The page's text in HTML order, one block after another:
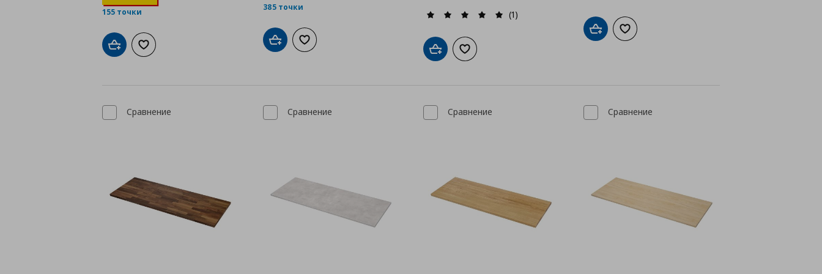
155 точки
Добави в кошницата
Добави към списъка с любими
385 точки
Добави в кошницата
Добави към списъка с любими
(1)
Добави в кошницата
Добави към списъка с любими
Добави в кошницата
Добави към списъка с любими
Сравнение Сравнение Сравнение Сравнение